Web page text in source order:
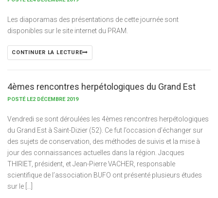
Les diaporamas des présentations de cette journée sont
disponibles sur le site internet du PRAM.
CONTINUER LA LECTURE
4èmes rencontres herpétologiques du Grand Est
POSTÉ LE2 DÉCEMBRE 2019
Vendredi se sont déroulées les 4èmes rencontres herpétologiques
du Grand Est à Saint-Dizier (52). Ce fut l’occasion d’échanger sur
des sujets de conservation, des méthodes de suivis et la mise à
jour des connaissances actuelles dans la région. Jacques
THIRIET, président, et Jean-Pierre VACHER, responsable
scientifique de l’association BUFO ont présenté plusieurs études
sur le […]